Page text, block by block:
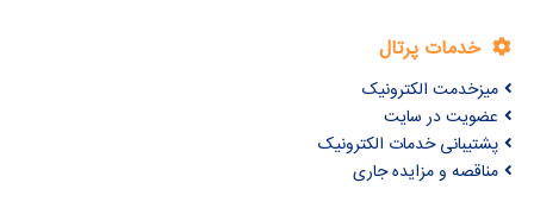
خدمات پرتال
میزخدمت الکترونیک
عضویت در سایت
پشتیبانی خدمات الکترونیک
مناقصه و مزایده جاری